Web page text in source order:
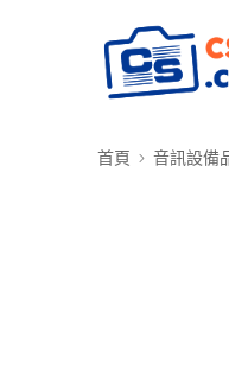
首頁 音訊設備